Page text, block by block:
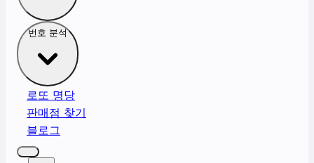
번호 분석
로또 명당
판매점 찾기
블로그